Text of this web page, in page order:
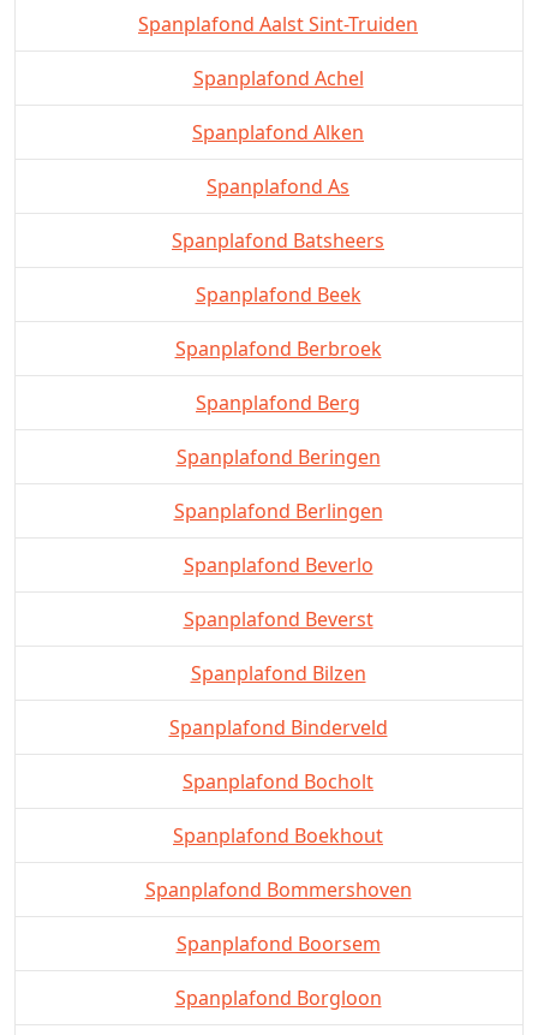
Spanplafond Aalst Sint-Truiden
Spanplafond Achel
Spanplafond Alken
Spanplafond As
Spanplafond Batsheers
Spanplafond Beek
Spanplafond Berbroek
Spanplafond Berg
Spanplafond Beringen
Spanplafond Berlingen
Spanplafond Beverlo
Spanplafond Beverst
Spanplafond Bilzen
Spanplafond Binderveld
Spanplafond Bocholt
Spanplafond Boekhout
Spanplafond Bommershoven
Spanplafond Boorsem
Spanplafond Borgloon